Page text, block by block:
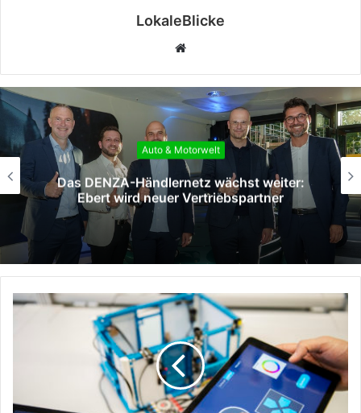
LokaleBlicke
Webseite
Auto & Motorwelt
WELLER Gruppe wird Vertriebspartner von
DENZA in Osnabrück